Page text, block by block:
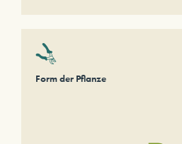
Form der Pflanze